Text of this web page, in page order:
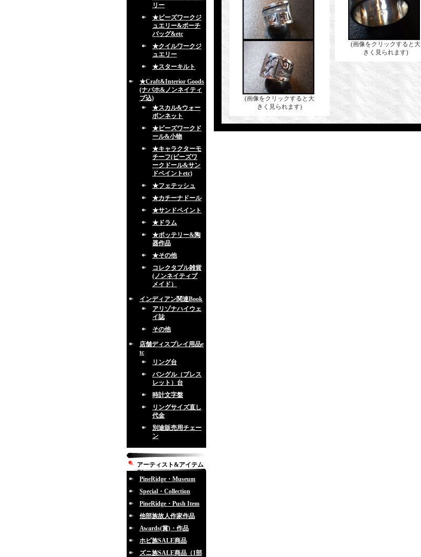
リー
★ビーズワークジ
ュエリー&ポーチ
バッグ&etc
★クイルワークジ
ュエリー
★スターキルト
★Craft&Interior Goods
(ナバホ&ノンネイティ
ブ込)
★スカル&ウォー
ボンネット
★ビーズワークド
ール&小物
★キャラクターモ
チーフ(ビーズワ
ークドール&サン
ドペイントetc)
★フェテッシュ
★カチーナドール
★サンドペイント
★ドラム
★ポッテリー&陶
器作品
★その他
コレクタブル雑貨
(ノンネイティブ
メイド）
インディアン関連Book
アリゾナハイウェ
イ誌
その他
店舗ディスプレイ用品e
tc
リング台
バングル（ブレス
レット）台
時計文字盤
リングサイズ直し
代金
別途販売用チェー
ン
アーティスト&アイテム
別
PineRidge・Museum
Special・Collection
PineRidge・Push Item
他部族故人作家作品
Awards(賞)・作品
ホピ族SALE商品
ズニ族SALE商品（1部
(画像をクリックすると大
きく見られます)
(画像をクリックすると大
きく見られます)